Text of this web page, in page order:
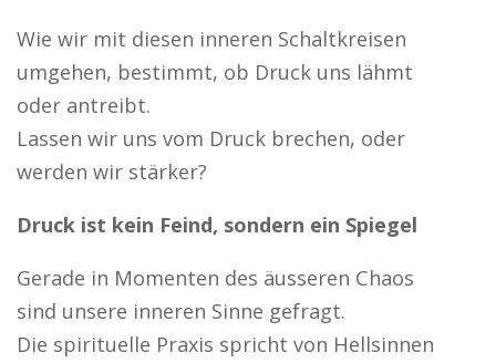
Wie wir mit diesen inneren Schaltkreisen
umgehen, bestimmt, ob Druck uns lähmt
oder antreibt.
Lassen wir uns vom Druck brechen, oder
werden wir stärker?
Druck ist kein Feind, sondern ein Spiegel
Gerade in Momenten des äusseren Chaos
sind unsere inneren Sinne gefragt.
Die spirituelle Praxis spricht von Hellsinnen